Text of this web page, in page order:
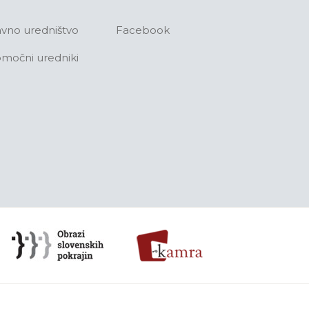
uredništvo
uredniki
Facebook